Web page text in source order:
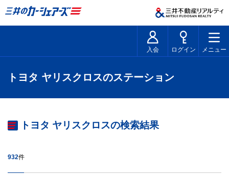
入会 ログイン メニュー
トヨタ ヤリスクロスのステーション
トヨタ ヤリスクロスの検索結果
932件